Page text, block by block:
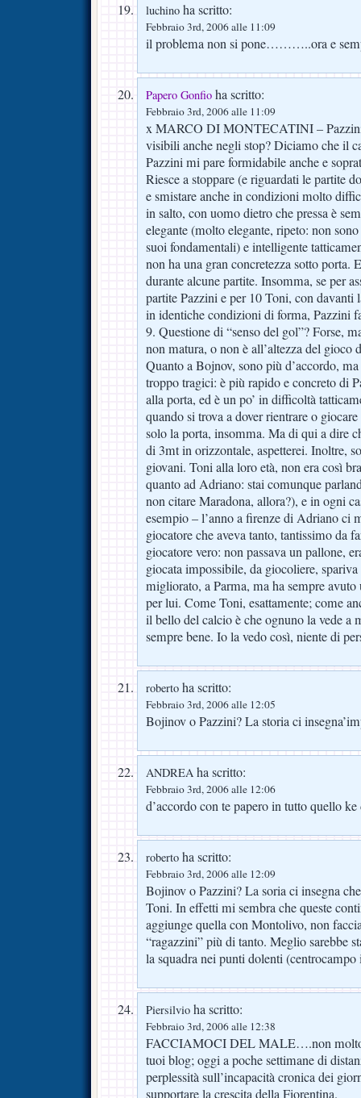
luchino ha scritto:
Febbraio 3rd, 2006 alle 11:09
il problema non si pone………..ora e
Papero Gonfio ha scritto:
Febbraio 3rd, 2006 alle 11:09
x MARCO DI MONTECATINI –
visibili anche negli stop? Diciamo che il
Pazzini mi pare formidabile anche e
Riesce a stoppare (e riguardati le partite
e smistare anche in condizioni molto
in salto, con uomo dietro che pressa è
elegante (molto elegante, ripeto: non
suoi fondamentali) e intelligente
non ha una gran concretezza sotto porta.
durante alcune partite. Insomma, se per
partite Pazzini e per 10 Toni, con davanti
in identiche condizioni di forma, Pazzini
9. Questione di “senso del gol”? Forse,
non matura, o non è all’altezza del gioco
Quanto a Bojnov, sono più d’accordo,
troppo tragici: è più rapido e concreto di
alla porta, ed è un po’ in difficoltà
quando si trova a dover rientrare o
solo la porta, insomma. Ma di qui a dire
di 3mt in orizzontale, aspetterei. Inoltre,
giovani. Toni alla loro età, non era così
quanto ad Adriano: stai comunque
non citare Maradona, allora?), e in ogni
esempio – l’anno a firenze di Adriano ci
giocatore che aveva tanto, tantissimo da
giocatore vero: non passava un pallone,
giocata impossibile, da giocoliere,
migliorato, a Parma, ma ha sempre avuto
per lui. Come Toni, esattamente; come
il bello del calcio è che ognuno la vede a
sempre bene. Io la vedo così, niente di
roberto ha scritto:
Febbraio 3rd, 2006 alle 12:05
Bojinov o Pazzini? La storia ci
ANDREA ha scritto:
Febbraio 3rd, 2006 alle 12:06
d’accordo con te papero in tutto quello
roberto ha scritto:
Febbraio 3rd, 2006 alle 12:09
Bojinov o Pazzini? La soria ci insegna
Toni. In effetti mi sembra che queste
aggiunge quella con Montolivo, non
“ragazzini” più di tanto. Meglio sarebbe
la squadra nei punti dolenti
Piersilvio ha scritto:
Febbraio 3rd, 2006 alle 12:38
FACCIAMOCI DEL MALE….non
tuoi blog; oggi a poche settimane di
perplessità sull’incapacità cronica dei
supportare la crescita della Fiorentina.